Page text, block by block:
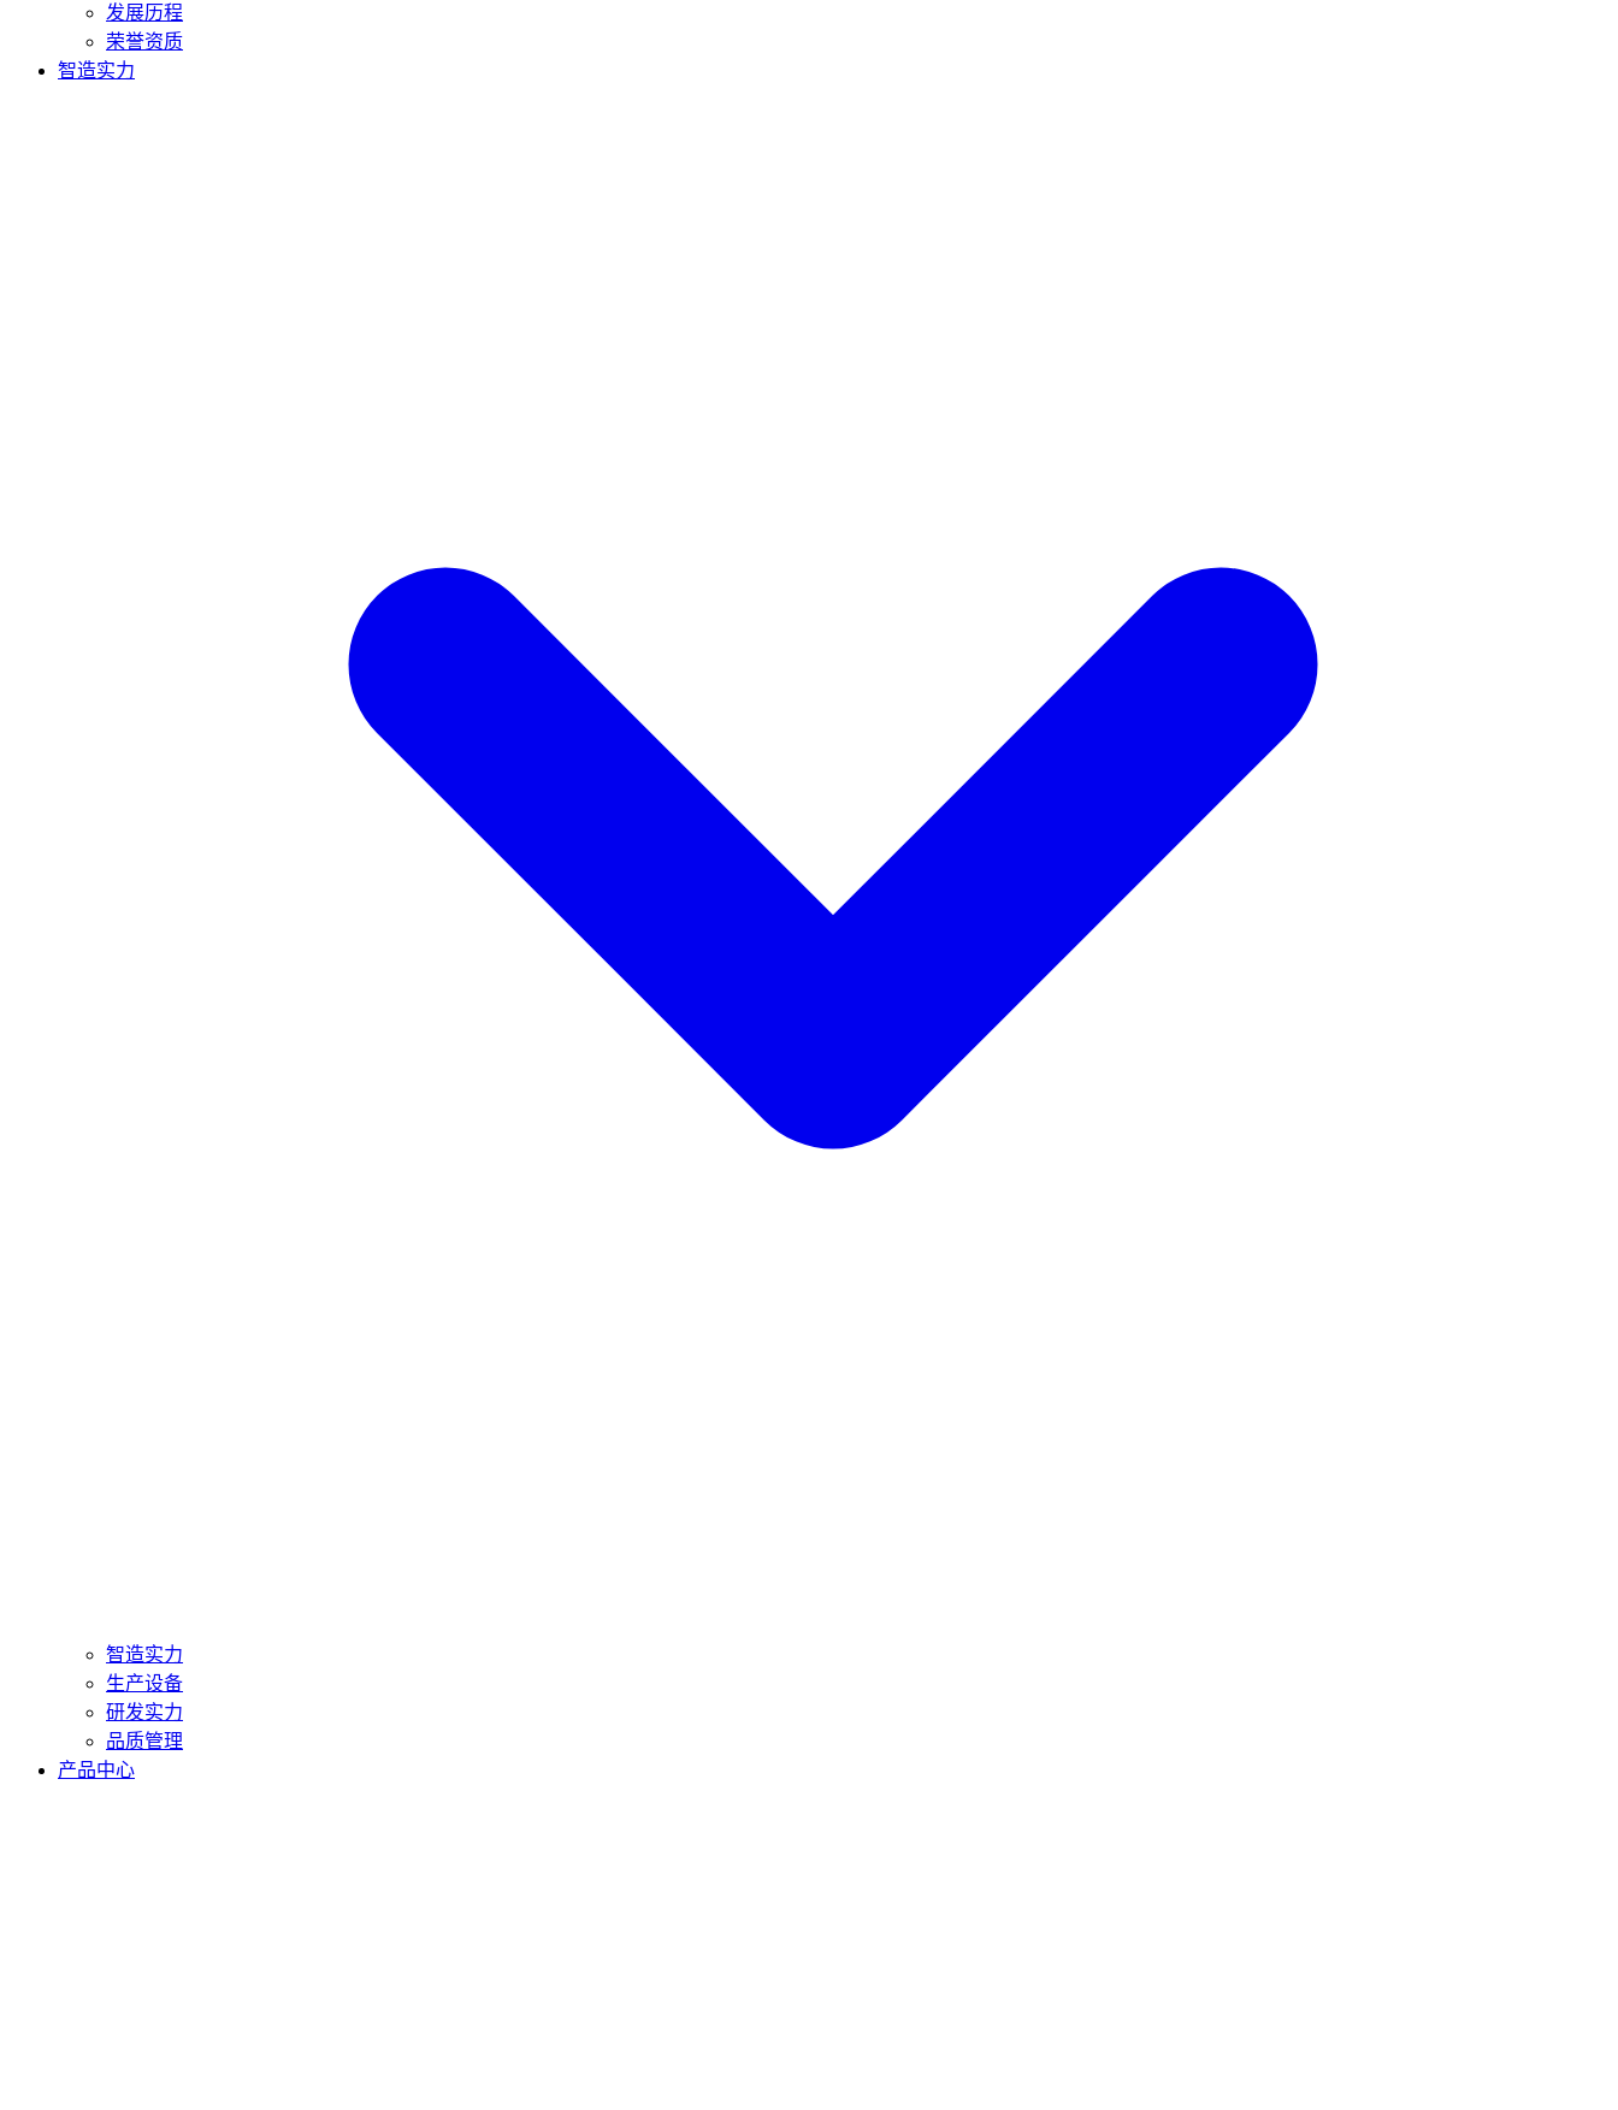
发展历程
荣誉资质
智造实力
智造实力
生产设备
研发实力
品质管理
产品中心